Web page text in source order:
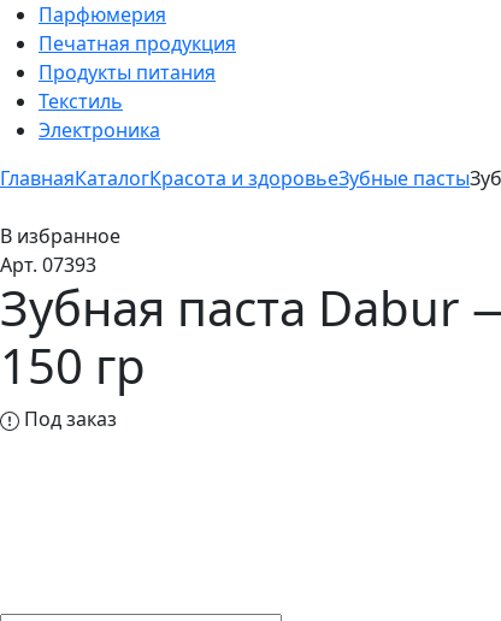
Парфюмерия
Печатная продукция
Продукты питания
Текстиль
Электроника
ГлавнаяКаталогКрасота и здоровьеЗубные пасты
В избранное
Арт. 07393
Зубная паста Dabur
150 гр
Под заказ